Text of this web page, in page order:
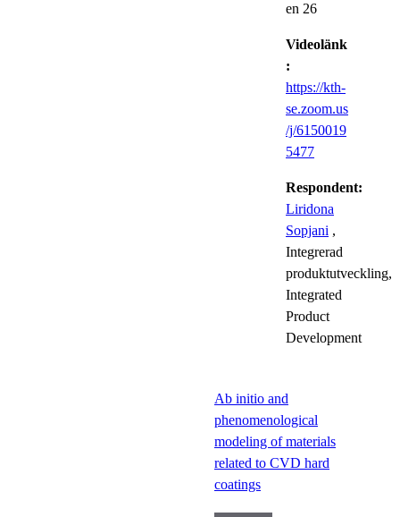
en 26
Videolänk
:
https://kth-
se.zoom.us
/j/6150019
5477
Respondent:
Liridona
Sopjani ,
Integrerad
produktutveckling,
Integrated
Product
Development
Ab initio and
phenomenological
modeling of materials
related to CVD hard
coatings